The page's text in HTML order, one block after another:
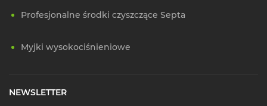
Profesjonalne środki czyszczące Septa
Myjki wysokociśnieniowe
NEWSLETTER